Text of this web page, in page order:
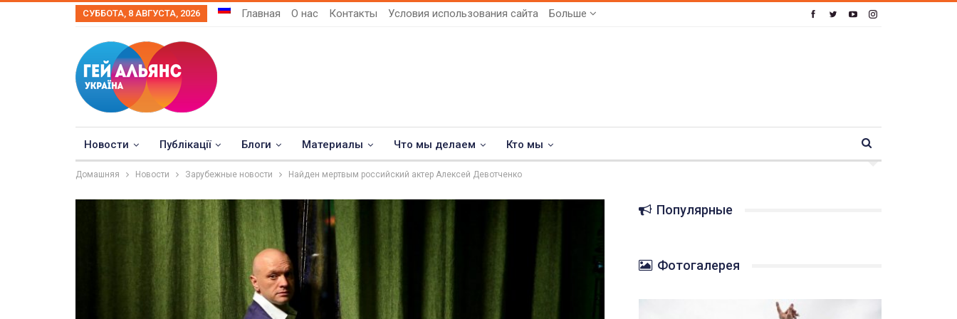
СУББОТА, 8 АВГУСТА, 2026 Главная О нас Контакты Условия использования сайта Больше
Новости Публікації Блоги Материалы Что мы делаем Кто мы
Домашняя Новости Зарубежные новости Найден мертвым российский актер Алексей Девотченко
Популярные
Фотогалерея